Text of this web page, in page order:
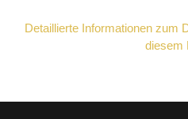
Detaillierte Informationen zum
diesem